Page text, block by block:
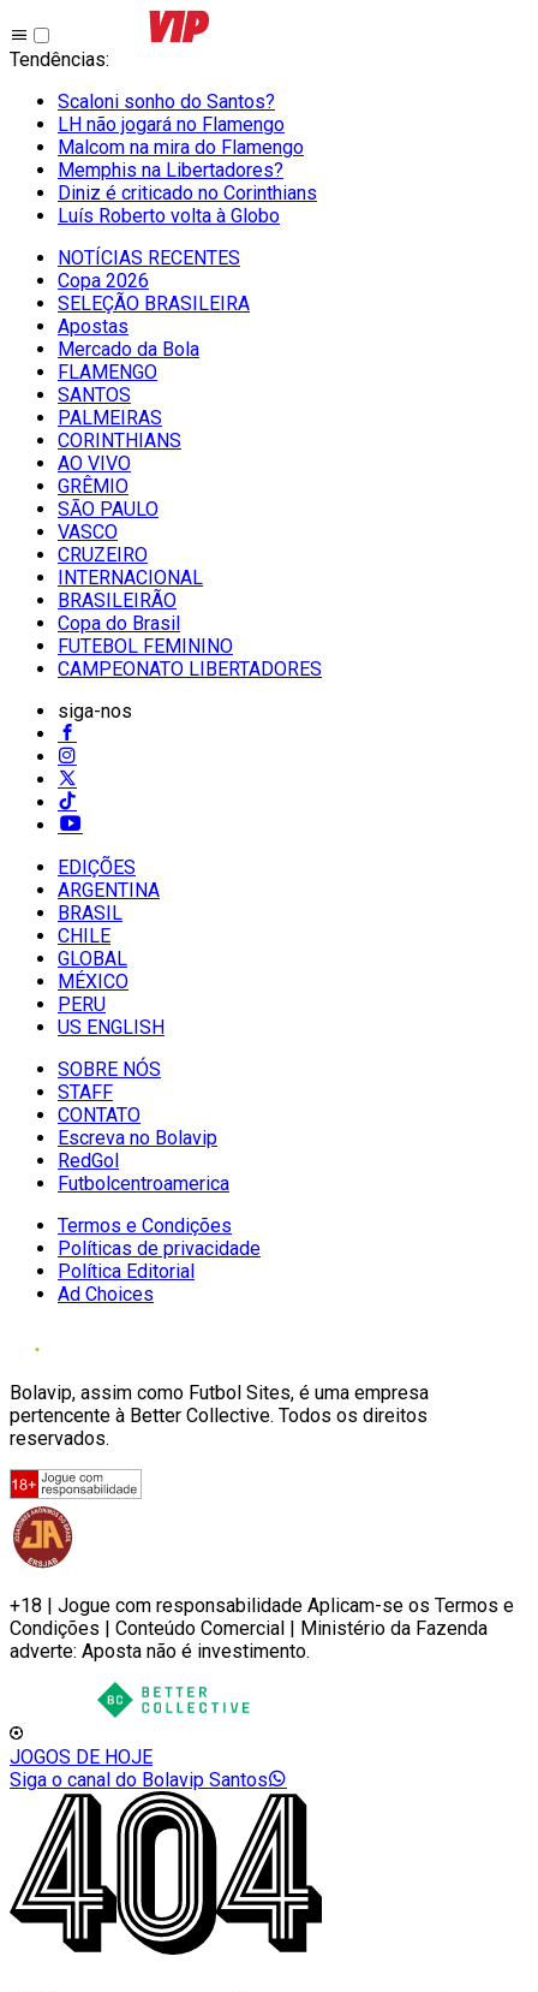
Tendências:
Scaloni sonho do Santos?
LH não jogará no Flamengo
Malcom na mira do Flamengo
Memphis na Libertadores?
Diniz é criticado no Corinthians
Luís Roberto volta à Globo
NOTÍCIAS RECENTES
Copa 2026
SELEÇÃO BRASILEIRA
Apostas
Mercado da Bola
FLAMENGO
SANTOS
PALMEIRAS
CORINTHIANS
AO VIVO
GRÊMIO
SĀO PAULO
VASCO
CRUZEIRO
INTERNACIONAL
BRASILEIRÃO
Copa do Brasil
FUTEBOL FEMININO
CAMPEONATO LIBERTADORES
siga-nos
EDIÇÕES
ARGENTINA
BRASIL
CHILE
GLOBAL
MÉXICO
PERU
US ENGLISH
SOBRE NÓS
STAFF
CONTATO
Escreva no Bolavip
RedGol
Futbolcentroamerica
Termos e Condições
Políticas de privacidade
Política Editorial
Ad Choices
Bolavip, assim como Futbol Sites, é uma empresa
pertencente à Better Collective. Todos os direitos
reservados.
+18 | Jogue com responsabilidade Aplicam-se os Termos e
Condições | Conteúdo Comercial | Ministério da Fazenda
adverte: Aposta não é investimento.
JOGOS DE HOJE
Siga o canal do Bolavip Santos